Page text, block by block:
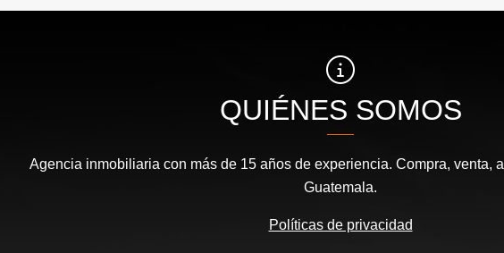
QUIÉNES SOMOS
Agencia inmobiliaria con más de 15 años de experiencia. Compra, venta,
Guatemala.
Políticas de privacidad